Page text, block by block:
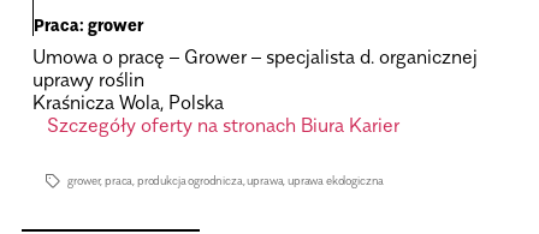
Praca: grower
Umowa o pracę – Grower – specjalista d. organicznej
uprawy roślin
Kraśnicza Wola, Polska
Szczegóły oferty na stronach Biura Karier
grower,praca produkcja ogrodnicza ,uprawa ,uprawa ekologiczna